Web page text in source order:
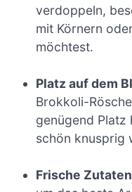
verdoppeln,
mit Körnern
möchtest.
Platz auf dem
Brokkoli-
genügend Platz
schön knusprig
Frische